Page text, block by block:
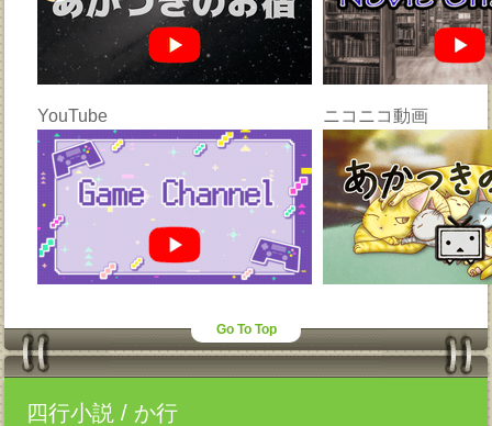
YouTube ニコニコ動画
Go To Top
四行小説 / か行